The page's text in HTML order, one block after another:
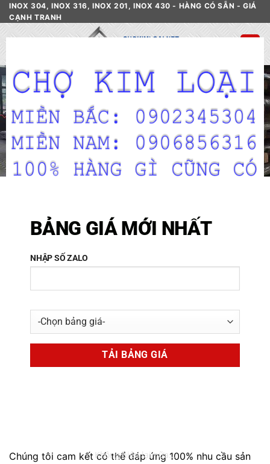
Skip
to
content
INOX 304, INOX 316, INOX 201, INOX 430 - HÀNG CÓ SẴN - GIÁ
CẠNH TRANH
Inox 316 Giá Rẻ Các Loại
CỬA HÀNG INOX
Chúng tôi cam kết có thể đáp ứng 100% nhu cầu sản
BẢNG GIÁ MỚI NHẤT
NHẬP SỐ ZALO
Không hiện lại nữa...